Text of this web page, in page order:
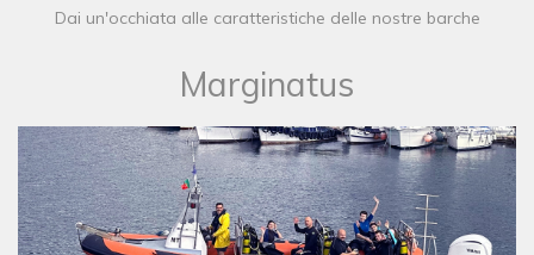
Dai un'occhiata alle caratteristiche delle nostre barche
​Marginatus